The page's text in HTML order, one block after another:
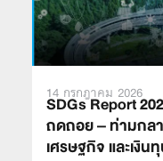
14 กรกฎาคม 2026
SDGs Report
ถดถอย – ท่ามกล
เศรษฐกิจ และเงิ